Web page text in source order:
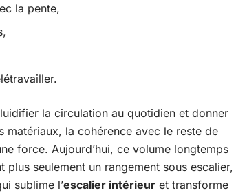
la pente,
la circulation au quotidien et donner
matériaux, la cohérence avec le reste de
force. Aujourd’hui, ce volume longtemps
seulement un rangement sous escalier,
sublime l’escalier intérieur et transforme